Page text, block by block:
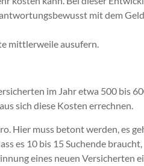
mit dem Geld
mittlerweile ausufern.
im Jahr etwa 500 bis
sich diese Kosten errechnen.
Hier muss betont werden, es
es 10 bis 15 Suchende braucht,
eines neuen Versicherten